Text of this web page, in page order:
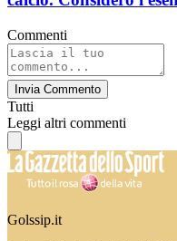
Commenti
Invia Commento
Tutti
Leggi altri commenti
Golssip.it